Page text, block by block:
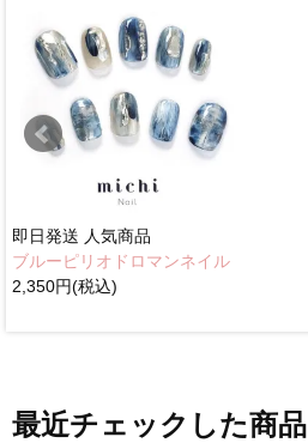
即日発送 人気商品
ブルーピリオドロマンネイル
2,350円(税込)
最近チェックした商品